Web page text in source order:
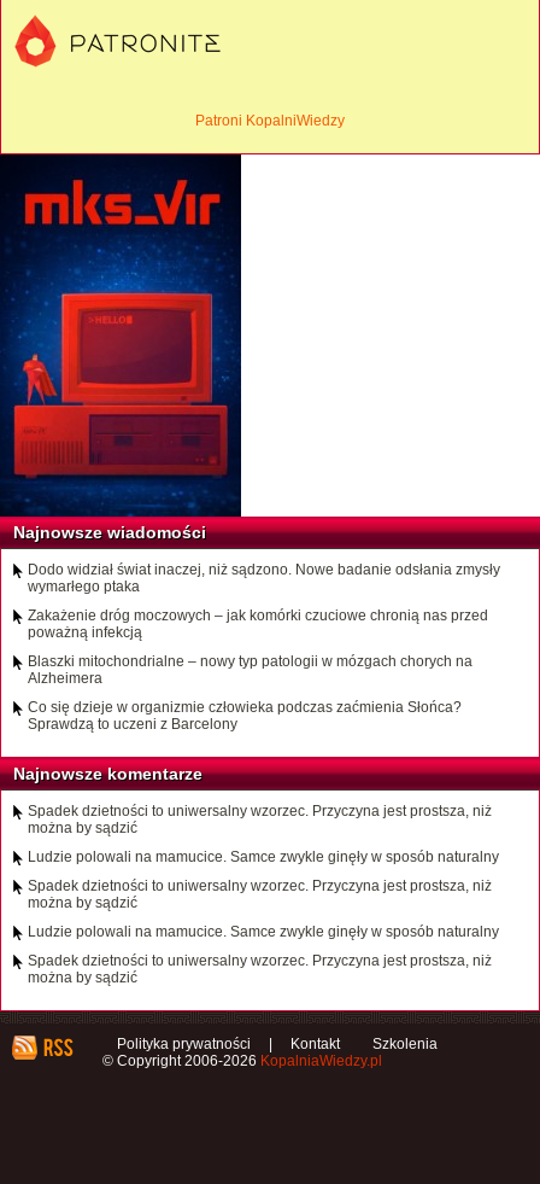
Patroni KopalniWiedzy
Najnowsze wiadomości
Dodo widział świat inaczej, niż sądzono. Nowe badanie odsłania zmysły
wymarłego ptaka
Zakażenie dróg moczowych – jak komórki czuciowe chronią nas przed
poważną infekcją
Blaszki mitochondrialne – nowy typ patologii w mózgach chorych na
Alzheimera
Co się dzieje w organizmie człowieka podczas zaćmienia Słońca?
Sprawdzą to uczeni z Barcelony
Najnowsze komentarze
Spadek dzietności to uniwersalny wzorzec. Przyczyna jest prostsza, niż
można by sądzić
Ludzie polowali na mamucice. Samce zwykle ginęły w sposób naturalny
Spadek dzietności to uniwersalny wzorzec. Przyczyna jest prostsza, niż
można by sądzić
Ludzie polowali na mamucice. Samce zwykle ginęły w sposób naturalny
Spadek dzietności to uniwersalny wzorzec. Przyczyna jest prostsza, niż
można by sądzić
Polityka prywatności Kontakt
Szkolenia
© Copyright 2006-2026 KopalniaWiedzy.pl